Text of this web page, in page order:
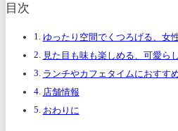
目次
ゆったり空間でくつろげる、女
見た目も味も楽しめる、可愛ら
ランチやカフェタイムにおすす
店舗情報
おわりに